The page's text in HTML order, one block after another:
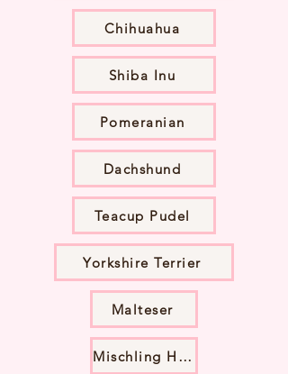
Chihuahua
Shiba Inu
Pomeranian
Dachshund
Teacup Pudel
Yorkshire Terrier
Malteser
Mischling Hund